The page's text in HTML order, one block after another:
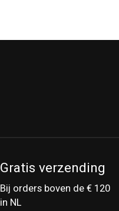
Gratis verzending
Bij orders boven de € 120
in NL